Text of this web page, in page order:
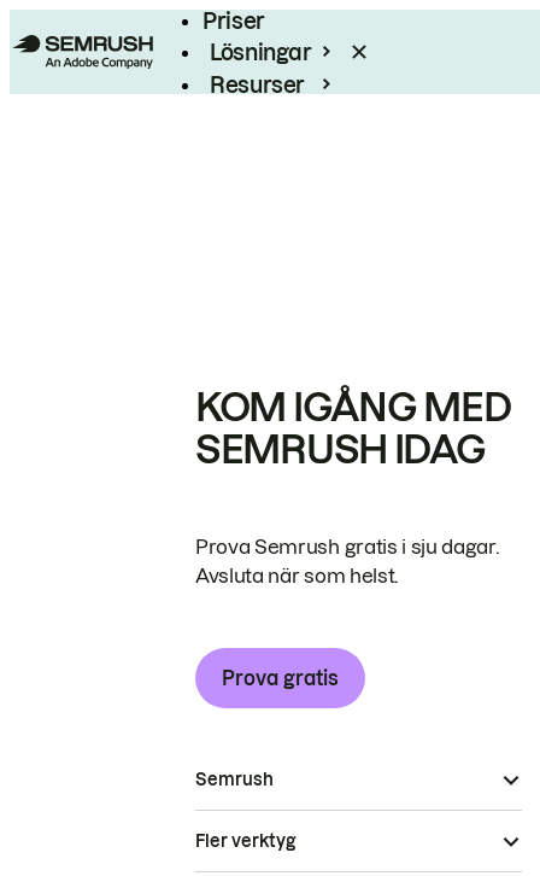
Priser
Lösningar
Resurser
KOM IGÅNG MED
SEMRUSH IDAG
Prova Semrush gratis i sju dagar.
Avsluta när som helst.
Prova gratis
Semrush
Fler verktyg